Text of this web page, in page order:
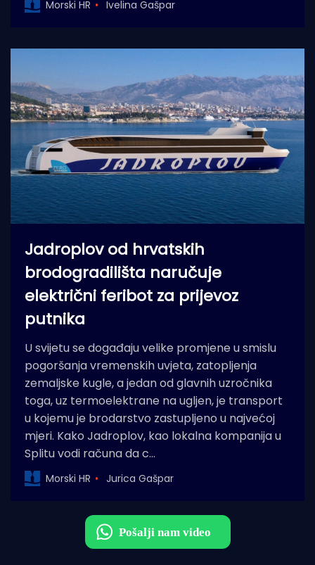
Morski HR Ivelina Gašpar
Jadroplov od hrvatskih
brodogradilišta naručuje
električni feribot za prijevoz
putnika
U svijetu se događaju velike promjene u smislu
pogoršanja vremenskih uvjeta, zatopljenja
zemaljske kugle, a jedan od glavnih uzročnika
toga, uz termoelektrane na ugljen, je transport
u kojemu je brodarstvo zastupljeno u najvećoj
mjeri. Kako Jadroplov, kao lokalna kompanija u
Splitu vodi računa da c…
Morski HR Jurica Gašpar